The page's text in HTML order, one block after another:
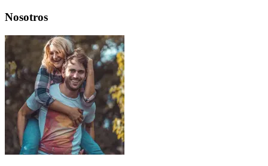
Nosotros